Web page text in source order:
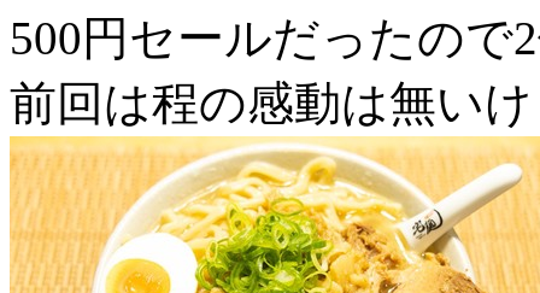
500円セールだったので
前回は程の感動は無い